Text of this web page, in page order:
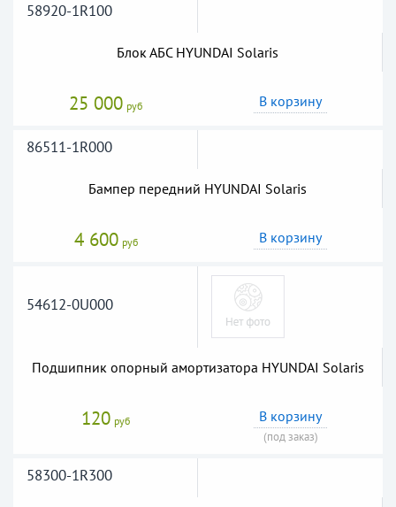
58920-1R100
Блок АБС HYUNDAI Solaris
25 000 руб В корзину
86511-1R000
Бампер передний HYUNDAI Solaris
4 600 руб В корзину
54612-0U000
Подшипник опорный амортизатора HYUNDAI Solaris
120 руб В корзину
(под заказ)
58300-1R300